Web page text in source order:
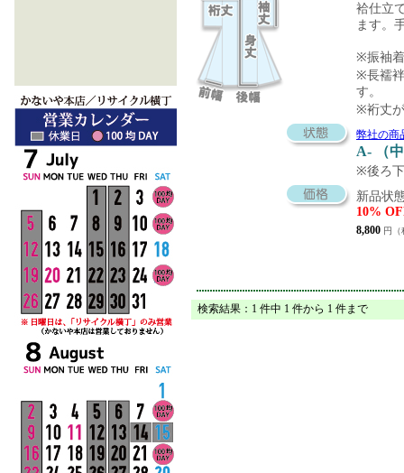
袷仕立
ます。
※振袖
※長襦
す。
※裄丈
弊社の商
A- （
※後ろ
新品状
10%
8,800 円
検索結果：1 件中 1 件から 1 件まで